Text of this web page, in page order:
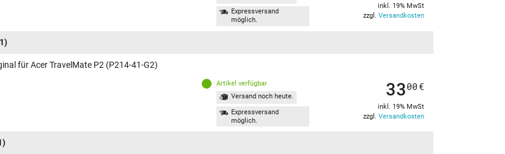
Expressversand
möglich.
inkl. 19% MwSt
zzgl. Versandkosten
für Acer TravelMate P2 (P214-41-G2)
Artikel verfügbar
Versand noch heute.
Expressversand
möglich.
3300 €
inkl. 19% MwSt
zzgl. Versandkosten